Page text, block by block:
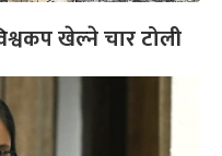
खेल्ने चार टोली